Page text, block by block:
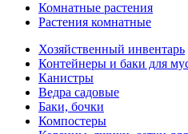
Комнатные растения
Растения комнатные
Хозяйственный инвентарь
Контейнеры и баки для
Канистры
Ведра садовые
Баки, бочки
Компостеры